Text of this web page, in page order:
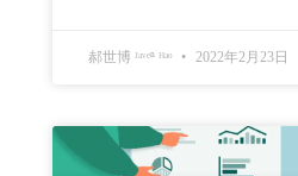
郝世博 ᴶᵃᵛᵉⁿ ᴴᵃᵒ 2022年2月23日